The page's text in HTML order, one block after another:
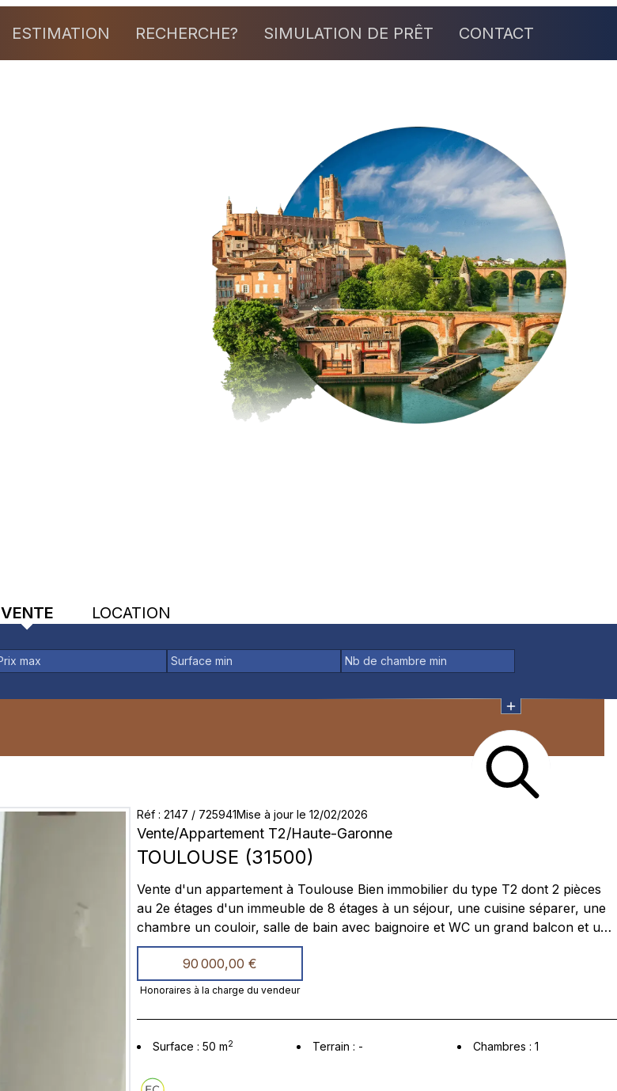
ESTIMATION RECHERCHE? SIMULATION DE PRÊT CONTACT
VENTE LOCATION
Réf: 2147 / 725941Mise à jour le 12/02/2026
Vente/Appartement T2/Haute-Garonne
TOULOUSE (31500)
Vente d'un appartement à Toulouse Bien immobilier du type T2 dont 2 pièces
au 2e étages d'un immeuble de 8 étages à un séjour, une cuisine séparer, une
chambre un couloir, salle de bain avec baignoire et WC un grand balcon et une
cave au sous-sol le tous avec une belle vue verte et très calme Très bien
desservie pour des transport en commun des écoles des petits commerces,
terrains pour des sports
90 000,00 €
Honoraires à la charge du vendeur
Surface : 50 m2 Terrain : - Chambres : 1